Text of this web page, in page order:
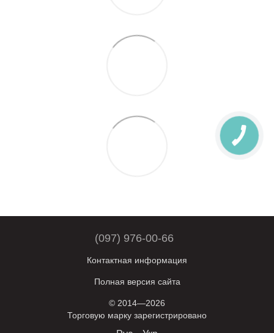
(097) 976-00-66
Контактная информация
Полная версия сайта
© 2014—2026
Торговую марку зарегистрировано